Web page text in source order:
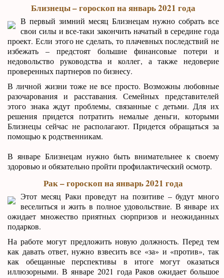
Близнецы – гороскоп на январь 2021 года
В первый зимний месяц Близнецам нужно собрать все
свои силы и все-таки закончить начатый в середине года
проект. Если этого не сделать, то плачевных последствий не
избежать – предстоят большие финансовые потери и
недовольство руководства и коллег, а также недоверие
проверенных партнеров по бизнесу.
В личной жизни тоже не все просто. Возможны любовные
разочарования и расставания. Семейных представителей
этого знака ждут проблемы, связанные с детьми. Для их
решения придется потратить немалые деньги, которыми
Близнецы сейчас не располагают. Придется обращаться за
помощью к родственникам.
В январе Близнецам нужно быть внимательнее к своему
здоровью и обязательно пройти профилактический осмотр.
Рак – гороскоп на январь 2021 года
Этот месяц Раки проведут на позитиве – будут много
веселиться и жить в полное удовольствие. В январе их
ожидает множество приятных сюрпризов и неожиданных
подарков.
На работе могут предложить новую должность. Перед тем
как давать ответ, нужно взвесить все «за» и «против», так
как обещанные перспективы в итоге могут оказаться
иллюзорными. В январе 2021 года Раков ожидает большое